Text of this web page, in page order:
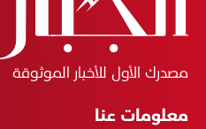
مصدرك الأول للأخبار الموثوقة
معلومات عنا